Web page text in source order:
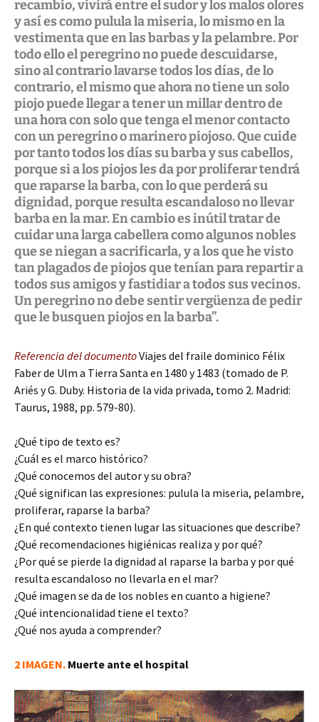
recambio, vivirá entre el sudor y los malos olores
y así es como pulula la miseria, lo mismo en la
vestimenta que en las barbas y la pelambre. Por
todo ello el peregrino no puede descuidarse,
sino al contrario lavarse todos los días, de lo
contrario, el mismo que ahora no tiene un solo
piojo puede llegar a tener un millar dentro de
una hora con solo que tenga el menor contacto
con un peregrino o marinero piojoso. Que cuide
por tanto todos los días su barba y sus cabellos,
porque si a los piojos les da por proliferar tendrá
que raparse la barba, con lo que perderá su
dignidad, porque resulta escandaloso no llevar
barba en la mar. En cambio es inútil tratar de
cuidar una larga cabellera como algunos nobles
que se niegan a sacrificarla, y a los que he visto
tan plagados de piojos que tenían para repartir a
todos sus amigos y fastidiar a todos sus vecinos.
Un peregrino no debe sentir vergüenza de pedir
que le busquen piojos en la barba”.
Referencia del documentoViajes del fraile dominico Félix
Faber de Ulm a Tierra Santa en 1480 y 1483 (tomado de P.
Ariés y G. Duby. Historia de la vida privada, tomo 2. Madrid:
Taurus, 1988, pp. 579-80).
¿Qué tipo de texto es?
¿Cuál es el marco histórico?
¿Qué conocemos del autor y su obra?
¿Qué significan las expresiones: pulula la miseria, pelambre,
proliferar, raparse la barba?
¿En qué contexto tienen lugar las situaciones que describe?
¿Qué recomendaciones higiénicas realiza y por qué?
¿Por qué se pierde la dignidad al raparse la barba y por qué
resulta escandaloso no llevarla en el mar?
¿Qué imagen se da de los nobles en cuanto a higiene?
¿Qué intencionalidad tiene el texto?
¿Qué nos ayuda a comprender?
2 IMAGEN. Muerte ante el hospital